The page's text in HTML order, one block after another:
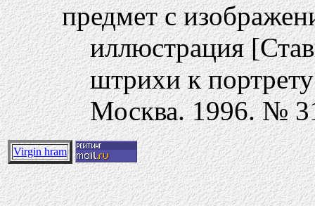
предмет с
иллюстрация
штрихи к
Москва. 1996. №
Virgin hram